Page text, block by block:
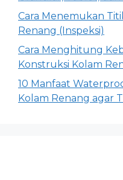
Cara Menemukan
Renang (Inspeksi)
Cara Menghitung
Konstruksi Kolam
10 Manfaat
Kolam Renang agar